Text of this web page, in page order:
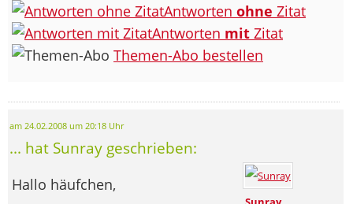
Antworten ohne Zitat
Antworten mit Zitat
Themen-Abo bestellen
am 24.02.2008 um 20:18 Uhr
... hat Sunray geschrieben:
Hallo häufchen,